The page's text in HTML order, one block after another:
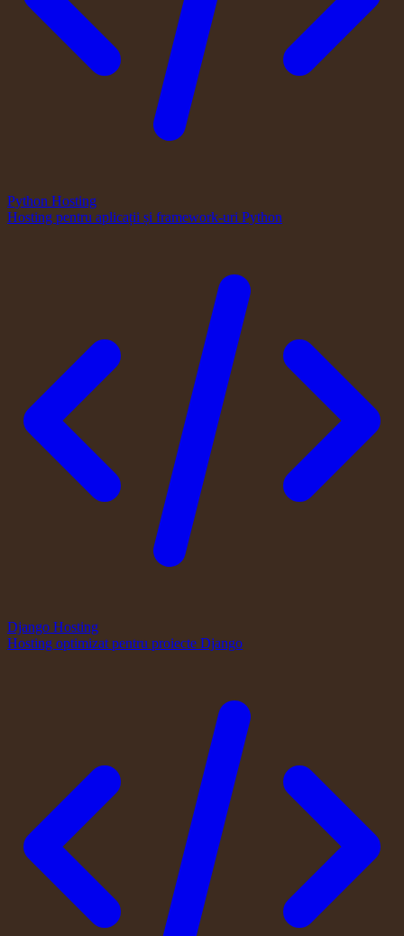
Python Hosting
Hosting pentru aplicații și framework-uri Python
Django Hosting
Hosting optimizat pentru proiecte Django